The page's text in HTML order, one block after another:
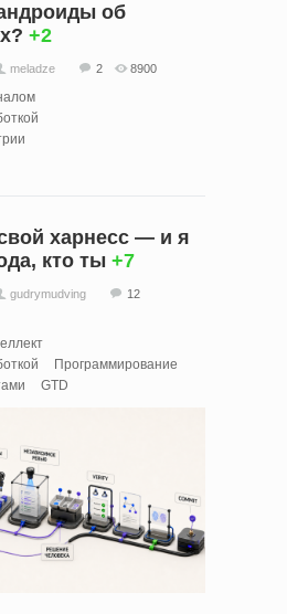
об
+2
meladze 2 8900
харнесс — и я
кто ты +7
gudrymudving
12
Программирование
GTD